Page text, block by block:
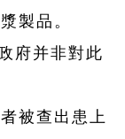
製品。
府并非對此
被查出患上